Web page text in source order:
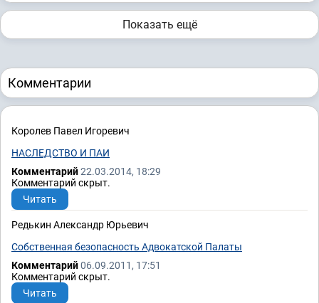
Показать ещё
Комментарии
Королев Павел Игоревич
НАСЛЕДСТВО И ПАИ
Комментарий22.03.2014, 18:29
Комментарий скрыт.
Читать
Редькин Александр Юрьевич
Собственная безопасность Адвокатской Палаты
Комментарий06.09.2011, 17:51
Комментарий скрыт.
Читать